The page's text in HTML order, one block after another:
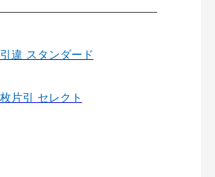
違 スタンダード
片引 セレクト